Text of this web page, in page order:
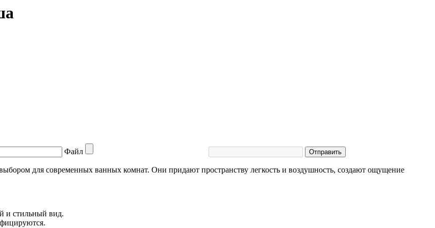
Файл Отправить
для современных ванных комнат. Они придают пространству легкость и воздушность, создают ощущение
и стильный вид.